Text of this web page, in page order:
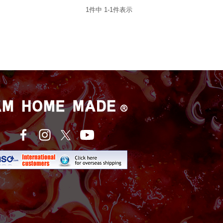
1 件中 1 -1 件表示